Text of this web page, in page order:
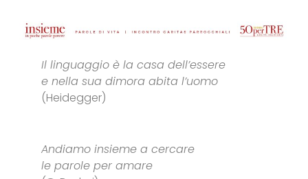
Il linguaggio è la casa dell’essere
e nella sua dimora abita l’uomo
(Heidegger)
Andiamo insieme a cercare
le parole per amare